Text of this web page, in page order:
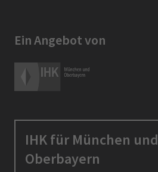
Ein Angebot von
IHK für München und
Oberbayern